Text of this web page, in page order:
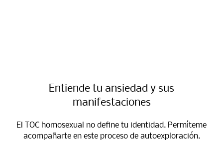
Entiende tu ansiedad y sus
manifestaciones​
El TOC homosexual no define tu identidad. Permíteme
acompañarte en este proceso de autoexploración.​